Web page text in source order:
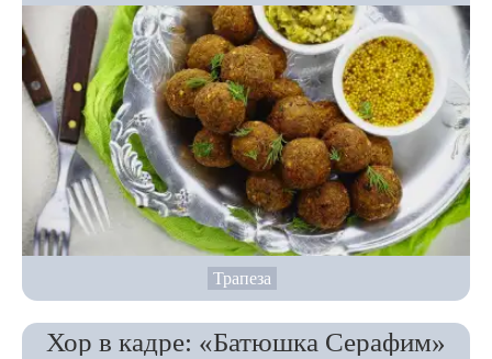
Трапеза
Хор в кадре: «Батюшка Серафим»